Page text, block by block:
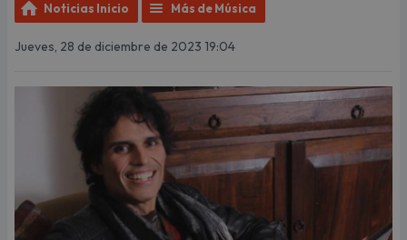
Noticias Inicio Más de Música
Jueves, 28 de diciembre de 2023 19:04